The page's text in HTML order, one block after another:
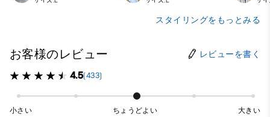
スタイリングをもっとみる
お客様のレビュー レビューを書く
4.5(433)
小さい ちょうどよい 大きい